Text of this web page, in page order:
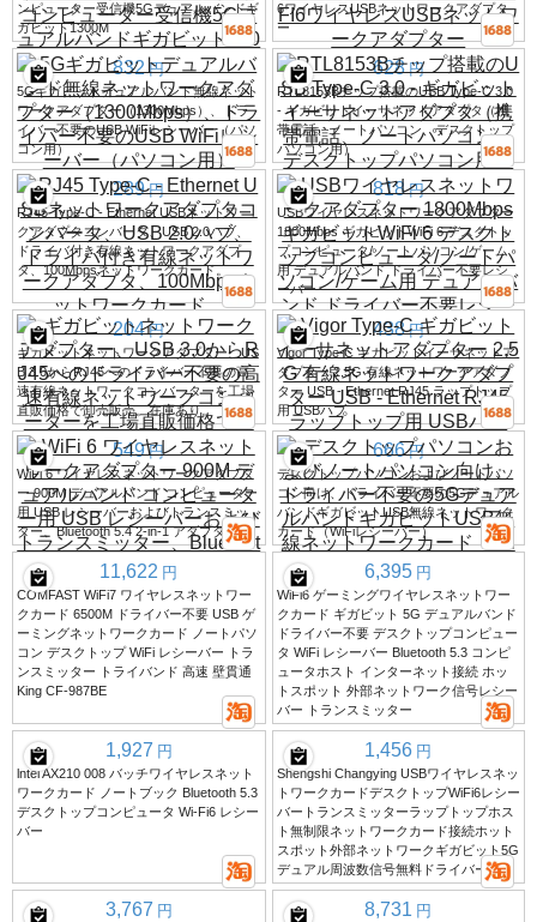
ンピューター受信機5Gデュアルバンドギ
ガビット1300M
6ワイヤレスUSBネットワークアダプタ
ー
832 円
5Gギガビットデュアルバンド無線ネット
ワークアダプター（1300Mbps）、ドラ
イバー不要のUSB WiFiレシーバー（パソ
コン用）
628 円
RTL8153Bチップ搭載のUSB Type-C 3.0
- ギガビットイーサネットアダプタ（携
帯電話、ノートパソコン、デスクトップ
パソコン用）
289 円
RJ45 Type-C - Ethernet USBネットワー
クアダプタコンバータ、USB 2.0ハブ、
ドライバ付き有線ネットワークアダプ
タ、100Mbpsネットワークカード。
818 円
USBワイヤレスネットワークアダプター
1800Mbps ギガビットWiFi 6 デスクトッ
プコンピュータ/ノートパソコン/ゲーム
用 デュアルバンド ドライバー不要レシ
ーバー
204 円
ギガビットネットワークアダプター、US
B 3.0からRJ45へのドライバー不要の高
速有線ネットワークコンバーターを工場
直販価格で卸売販売。在庫あり。
438 円
Vigor Type-C ギガビットイーサネットア
ダプター 2.5G 有線ネットワークアダプ
ター USB - Ethernet RJ45 ラップトップ
用 USBハブ
549 円
WiFi 6 ワイヤレスネットワークアダプタ
ー 900M デュアルバンド コンピューター
用 USB レシーバーおよびトランスミッ
ター、Bluetooth 5.4 2-in-1 アダプター
666 円
デスクトップパソコンおよびノートパソ
コン向け、ドライバー不要の5Gデュアル
バンドギガビットUSB無線ネットワーク
カード（WiFiレシーバー）
11,622 円
COMFAST WiFi7 ワイヤレスネットワー
クカード 6500M ドライバー不要 USB ゲ
ーミングネットワークカード ノートパソ
コン デスクトップ WiFi レシーバー トラ
ンスミッター トライバンド 高速 壁貫通
King CF-987BE
6,395 円
WiFi6 ゲーミングワイヤレスネットワー
クカード ギガビット 5G デュアルバンド
ドライバー不要 デスクトップコンピュー
タ WiFi レシーバー Bluetooth 5.3 コンピ
ュータホスト インターネット接続 ホッ
トスポット 外部ネットワーク信号レシー
バー トランスミッター
1,927 円
lntel AX210 008 バッチワイヤレスネット
ワークカード ノートブック Bluetooth 5.3
デスクトップコンピュータ Wi-Fi6 レシー
バー
1,456 円
Shengshi Changying USBワイヤレスネッ
トワークカードデスクトップWiFi6レシー
バートランスミッターラップトップホス
ト無制限ネットワークカード接続ホット
スポット外部ネットワークギガビット5G
デュアル周波数信号無料ドライバー
3,767 円 8,731 円